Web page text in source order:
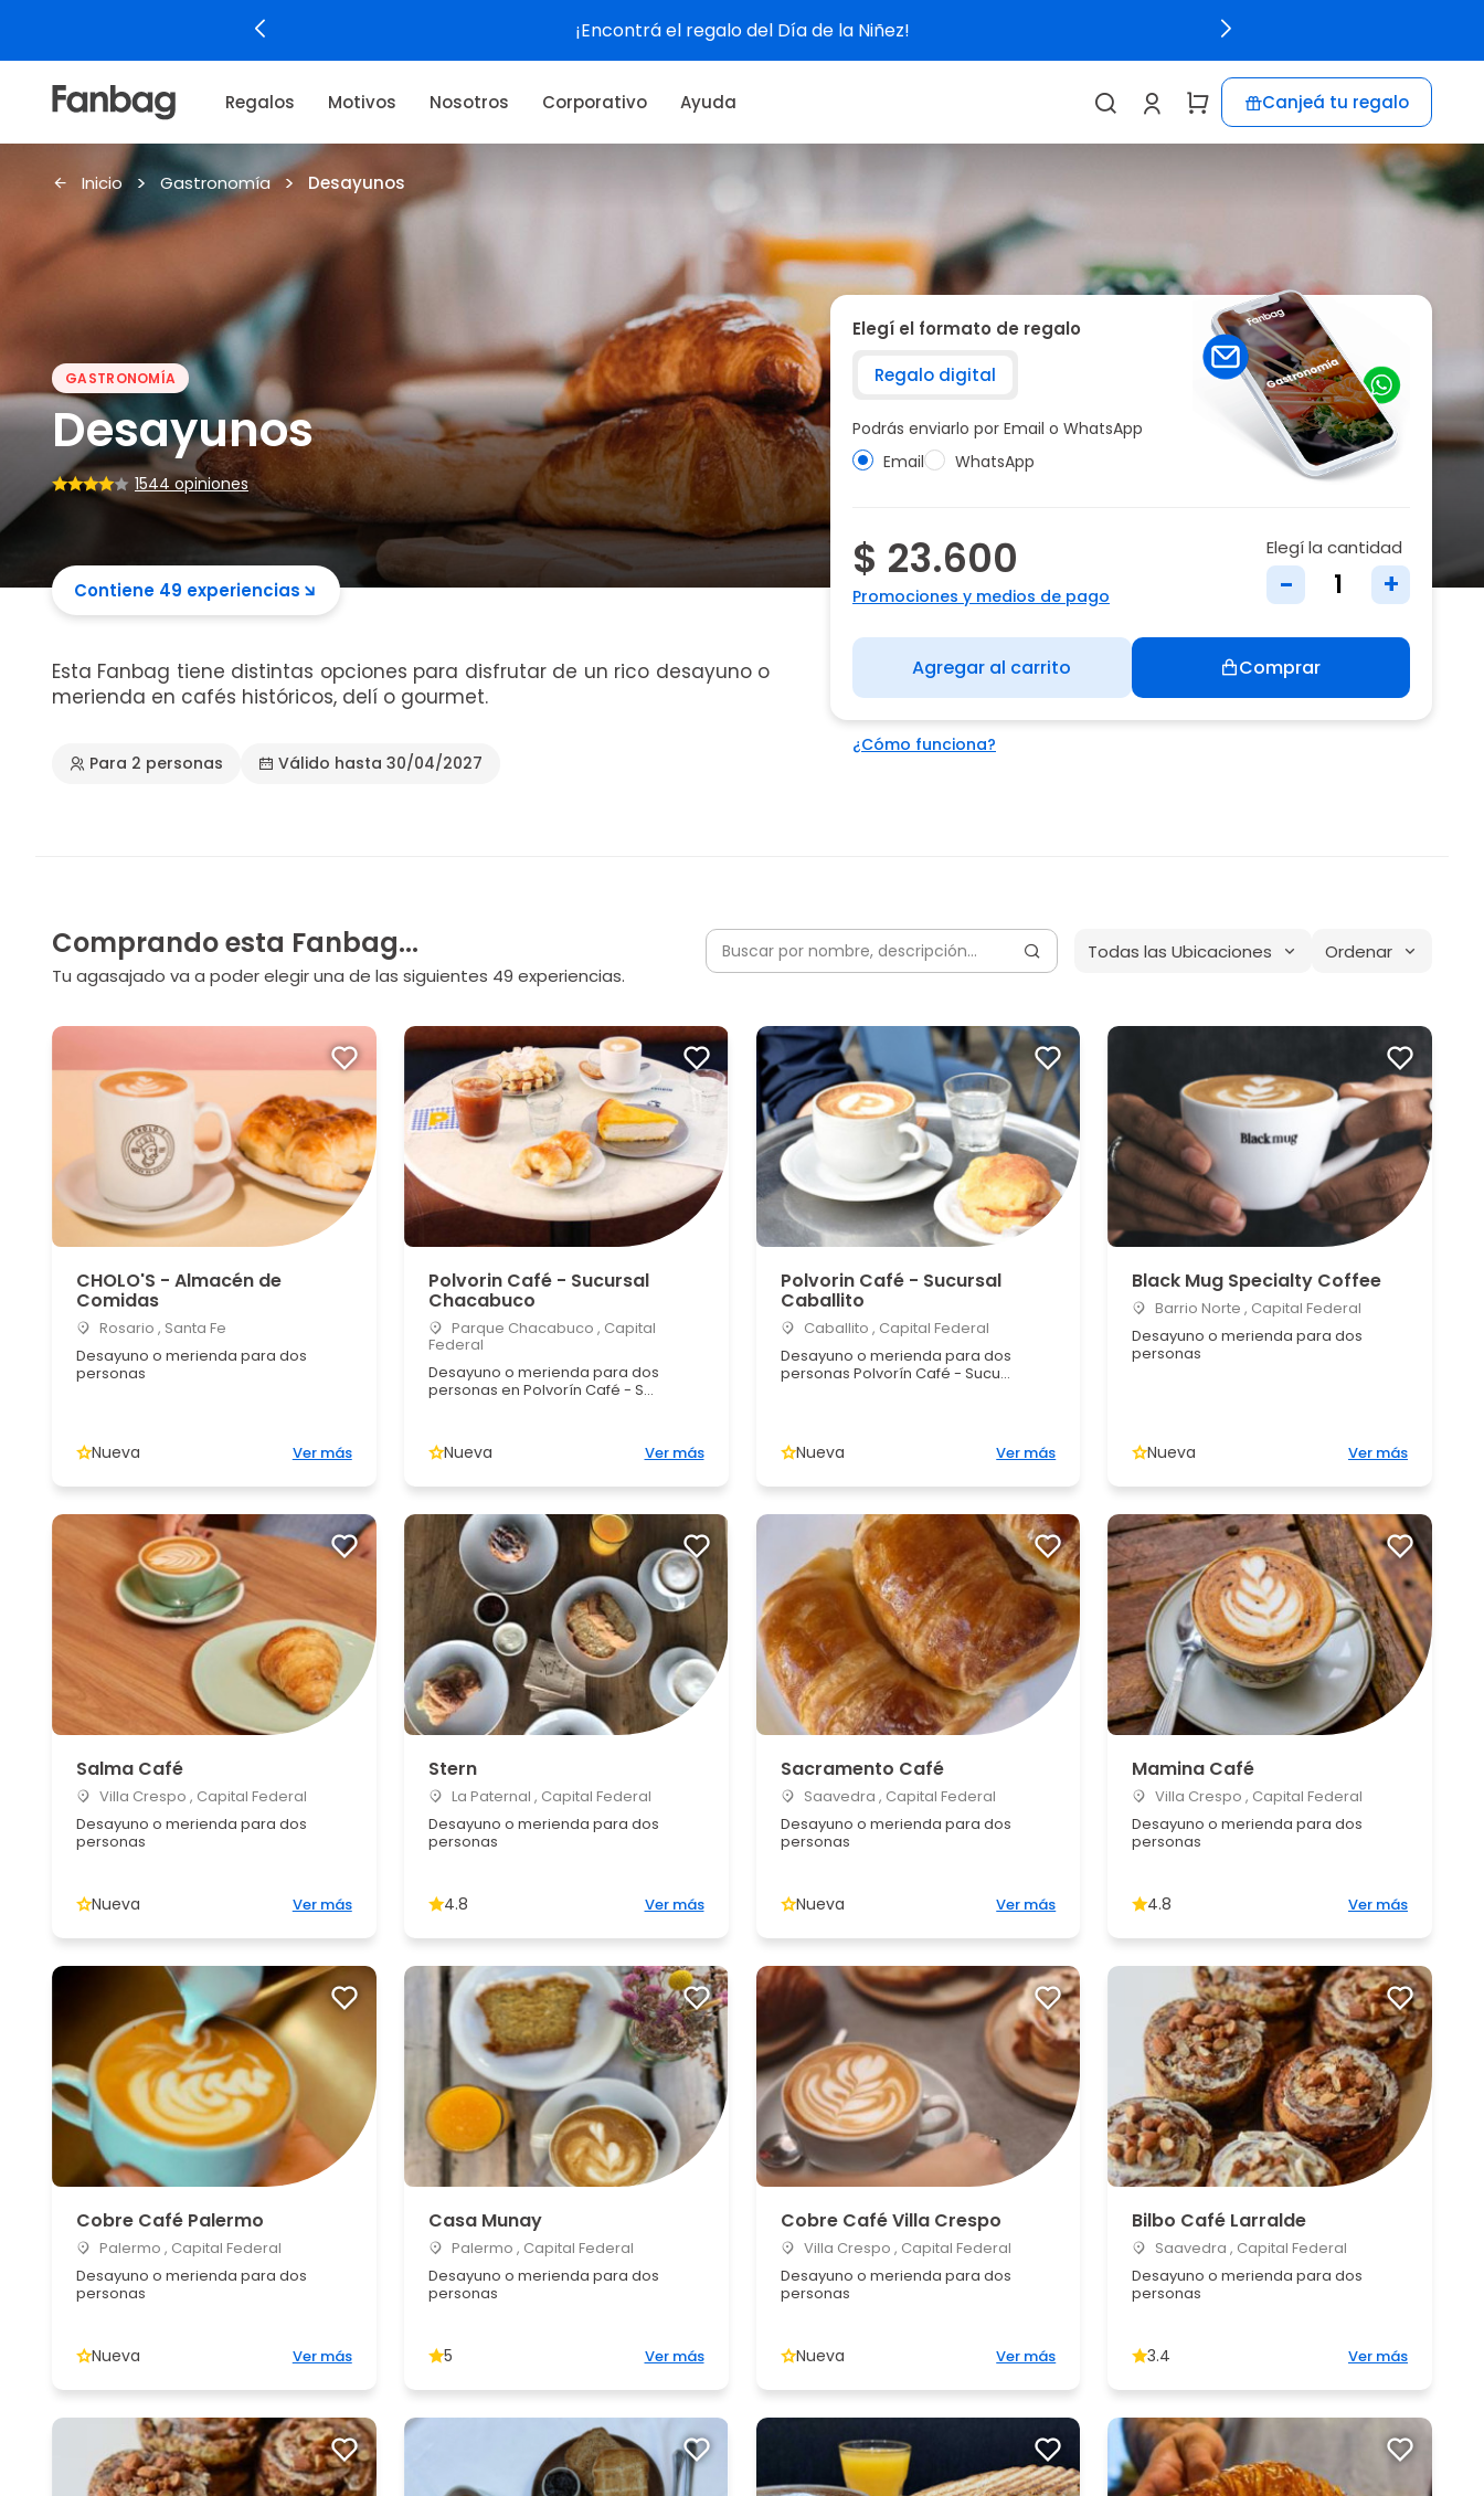
Ver experiencias
Regalos Motivos Nosotros Corporativo Ayuda Canjeá tu regalo
Inicio Gastronomía Desayunos
GASTRONOMÍA
Desayunos
1544 opiniones
Contiene 49 experiencias
Esta Fanbag tiene distintas opciones para disfrutar de un rico desayuno o
merienda en cafés históricos, delí o gourmet.
Para 2 personas Válido hasta 30/04/2027
Elegí el formato de regalo
Regalo digital
Podrás enviarlo por Email o WhatsApp
Email
WhatsApp
$ 23.600
Promociones y medios de pago
Elegí la cantidad
- +
Agregar al carrito Comprar
¿Cómo funciona?
Comprando esta Fanbag...
Tu agasajado va a poder elegir una de las siguientes 49 experiencias.
Todas las Ubicaciones Ordenar
CHOLO'S - Almacén de
Comidas
Rosario , Santa Fe
Desayuno o merienda para dos
personas
Nueva Ver más
Polvorin Café - Sucursal
Chacabuco
Parque Chacabuco , Capital
Federal
Desayuno o merienda para dos
personas en Polvorín Café - S...
Nueva Ver más
Polvorin Café - Sucursal
Caballito
Caballito , Capital Federal
Desayuno o merienda para dos
personas Polvorín Café - Sucu...
Nueva Ver más
Black Mug Specialty Coffee
Barrio Norte , Capital Federal
Desayuno o merienda para dos
personas
Nueva Ver más
Salma Café
Villa Crespo , Capital Federal
Desayuno o merienda para dos
personas
Nueva Ver más
Stern
La Paternal , Capital Federal
Desayuno o merienda para dos
personas
4.8 Ver más
Sacramento Café
Saavedra , Capital Federal
Desayuno o merienda para dos
personas
Nueva Ver más
Mamina Café
Villa Crespo , Capital Federal
Desayuno o merienda para dos
personas
4.8 Ver más
Cobre Café Palermo
Palermo , Capital Federal
Desayuno o merienda para dos
personas
Nueva Ver más
Casa Munay
Palermo , Capital Federal
Desayuno o merienda para dos
personas
5 Ver más
Cobre Café Villa Crespo
Villa Crespo , Capital Federal
Desayuno o merienda para dos
personas
Nueva Ver más
Bilbo Café Larralde
Saavedra , Capital Federal
Desayuno o merienda para dos
personas
3.4 Ver más